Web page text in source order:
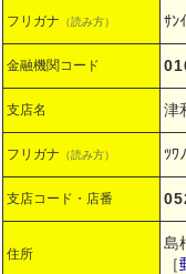
フリガナ （読み方） ｻﾝ
金融機関コード
支店名 津
フリガナ （読み方） ﾂﾜﾉ
支店コード・店番
住所
島
［